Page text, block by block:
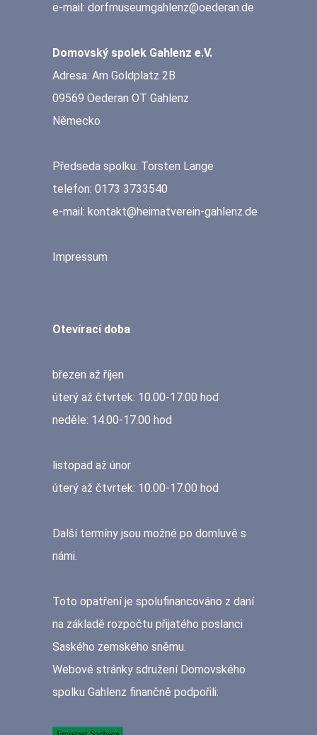
e-mail: dorfmuseumgahlenz@oederan.de
Domovský spolek Gahlenz e.V.
Adresa: Am Goldplatz 2B
09569 Oederan OT Gahlenz
Německo
Předseda spolku: Torsten Lange
telefon: 0173 3733540
e-mail: kontakt@heimatverein-gahlenz.de
Impressum
Otevírací doba
březen až říjen
úterý až čtvrtek: 10.00-17.00 hod
neděle: 14.00-17.00 hod
listopad až únor
úterý až čtvrtek: 10.00-17.00 hod
Další termíny jsou možné po domluvě s
námi.
Toto opatření je spolufinancováno z daní
na základě rozpočtu přijatého poslanci
Saského zemského sněmu.
Webové stránky sdružení Domovského
spolku Gahlenz finančně podpořili: